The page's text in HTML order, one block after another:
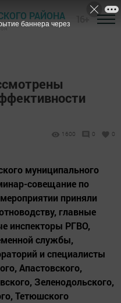
РАЙОНА
1600 0 0
муниципального
совещание по
приняли
главные
инспекторы РГВО,
службы,
и специалисты
Апастовского,
Зеленодольского,
Тетюшского
баннера через